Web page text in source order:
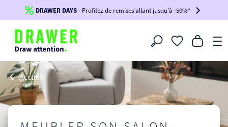
Jusqu'à-100€*sur votre commande !
BIKINI100
-voir conditions en bas de page-
DRAWER DAYS- Profitez de remises allant jusqu'à -50%*
Filtrer
Accueil